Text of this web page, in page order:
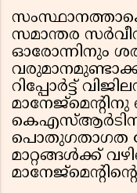
സമാന്തര
ഓരോന്നിനും
റിപ്പോർട്ട്
പൊതുഗതാഗത
മാറ്റങ്ങൾക്ക്